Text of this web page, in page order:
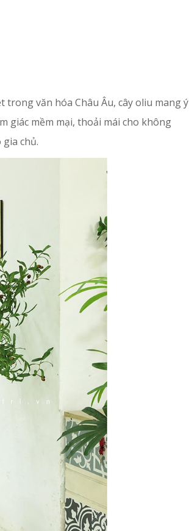
văn hóa Châu Âu, cây oliu mang ý
giác mềm mại, thoải mái cho không
chủ.